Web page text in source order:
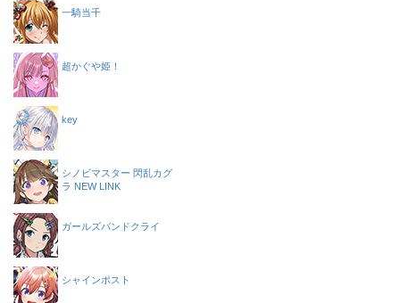
一騎当千
超かぐや姫！
key
シノビマスター 閃乱カグ
ラ NEW LINK
ガールズバンドクライ
シャインポスト